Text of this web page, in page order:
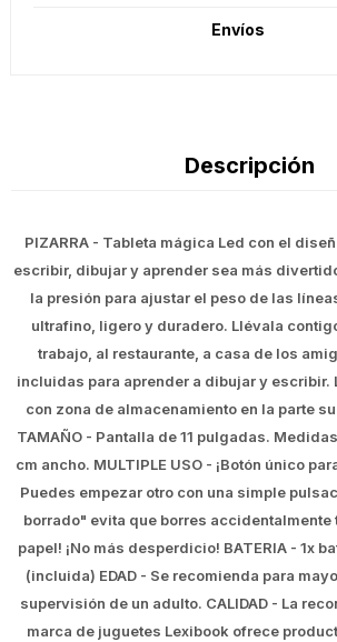
Envíos
Descripción
PIZARRA - Tableta mágica Led con el
escribir, dibujar y aprender sea más
la presión para ajustar el peso de las
ultrafino, ligero y duradero. Llévala
trabajo, al restaurante, a casa de los
incluidas para aprender a dibujar y escribir.
con zona de almacenamiento en la parte
TAMAÑO - Pantalla de 11 pulgadas.
cm ancho. MULTIPLE USO - ¡Botón único
Puedes empezar otro con una simple
borrado" evita que borres accidentalmente
papel! ¡No más desperdicio! BATERIA - 1x
(incluida) EDAD - Se recomienda para
supervisión de un adulto. CALIDAD - La
marca de juguetes Lexibook ofrece